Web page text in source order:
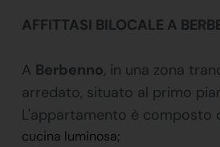
AFFITTASI BILOCALE A
A Berbenno, in una zona
arredato, situato al primo
L'appartamento è composto
cucina luminosa;